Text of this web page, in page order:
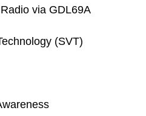
via GDL69A
(SVT)